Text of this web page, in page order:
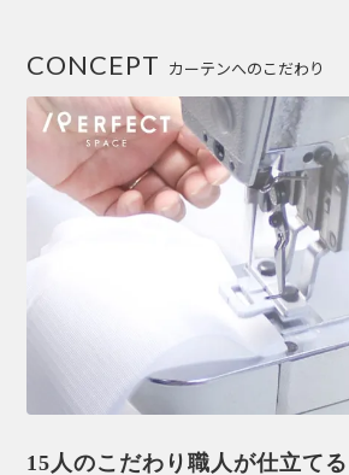
カーテンへのこだわり
CONCEPT
15人のこだわり職人が仕立てる